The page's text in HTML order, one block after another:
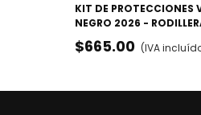
KIT DE PROTECCIONES
NEGRO 2026 -
MUÑEQUERAS
$665.00 (IVA